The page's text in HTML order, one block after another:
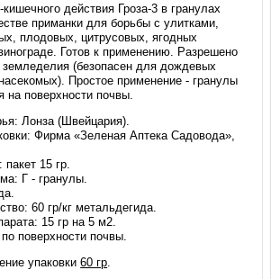
действия Гроза-3 в гранулах
приманки для борьбы с улитками,
плодовых, цитрусовых, ягодных
Готов к применению. Разрешено
земледелия (безопасен для дождевых
Простое применение - гранулы
на поверхности почвы.
Лонза (Швейцария).
Фирма «Зеленая Аптека Садовода»,
15 гр.
Г - гранулы.
60 гр/кг метальдегида.
15 гр на 5 м2.
поверхности почвы.
упаковки60 гр